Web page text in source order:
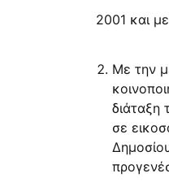
2001 και
Με την
διάταξη
σε